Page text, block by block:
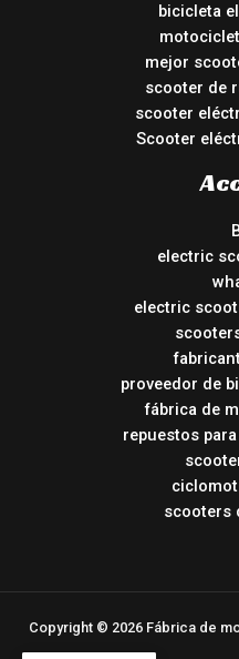
bicicleta
mejor
scooter de
scooter
Scooter
electric
electric
proveedor de
fábrica de
repuestos
scooters
Copyright © 2026 Fábrica de